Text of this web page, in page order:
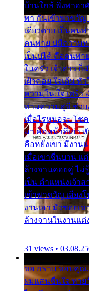
บ้านใกล้ พึ่งพาอา
พา กันเข้าพาขวัญ
เดียวดาย เป็นคน
คนพ่าย บ่มีความห
เป็นบ่ได้ คือคนพ่า
ในครัว เจ้าสาว ก็
เฝ้าคอย ใจเต้น หั
ความใน ใจ เศร้า
ท่ามความสุขี ช่วย
เมื่อไรหนอจะ โช
มา คือหน้าที่เก่า
คือหยังเขา มีงาน
เมื่อเขาชื่นบาน แ
ล้างจานคอยคู่ ไม่
เป็น ตำแหน่งเจ้า
เข้าพาขวัญ เสียง
งานเฮา มัวซอยเ
ล้างจานในงานแต่
31 views •
ขอ กราบ ขอบคุณ
ผมแสนชื่นใจ หาย